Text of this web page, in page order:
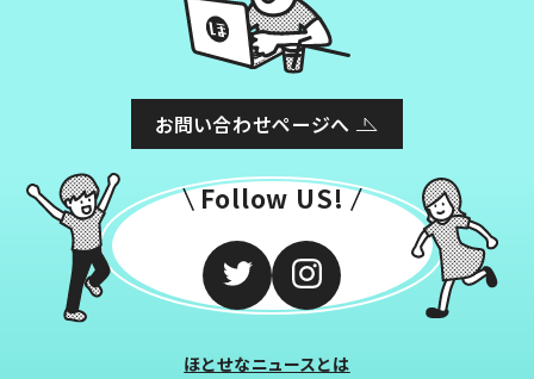
お問い合わせページへ
Follow US!
ほとせなニュースとは